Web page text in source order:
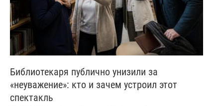
Библиотекаря публично унизили за
«неуважение»: кто и зачем устроил этот
спектакль